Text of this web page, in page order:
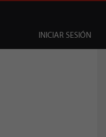
INICIAR SESIÓN